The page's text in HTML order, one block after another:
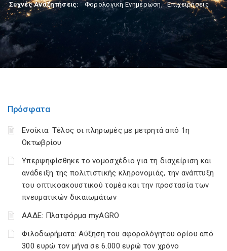
Συχνές Αναζητήσεις: Φορολογικη Ενημέρωση, Επιχειρήσεις
Πρόσφατα
Ενοίκια: Τέλος οι πληρωμές με μετρητά από 1η
Οκτωβρίου
Υπερψηφίσθηκε το νομοσχέδιο για τη διαχείριση και
ανάδειξη της πολιτιστικής κληρονομιάς, την ανάπτυξη
του οπτικοακουστικού τομέα και την προστασία των
πνευματικών δικαιωμάτων
ΑΑΔΕ: Πλατφόρμα myAGRO
Φιλοδωρήματα: Αύξηση του αφορολόγητου ορίου από
300 ευρώ τον μήνα σε 6.000 ευρώ τον χρόνο